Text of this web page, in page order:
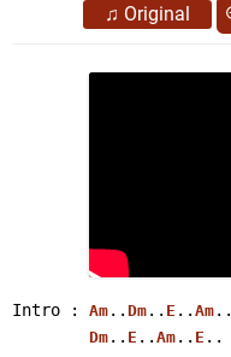
♫ Original
Intro : Am .. Dm .. E .. Am ..
Dm .. E .. Am .. E ..